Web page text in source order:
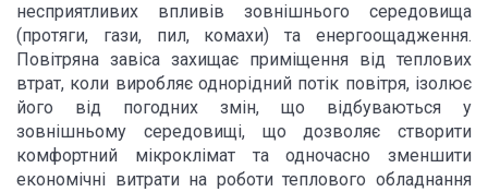
несприятливих впливів зовнішнього середовища
(протяги, гази, пил, комахи) та енергоощадження.
Повітряна завіса захищає приміщення від теплових
втрат, коли виробляє однорідний потік повітря, ізолює
його від погодних змін, що відбуваються у
зовнішньому середовищі, що дозволяє створити
комфортний мікроклімат та одночасно зменшити
економічні витрати на роботи теплового обладнання